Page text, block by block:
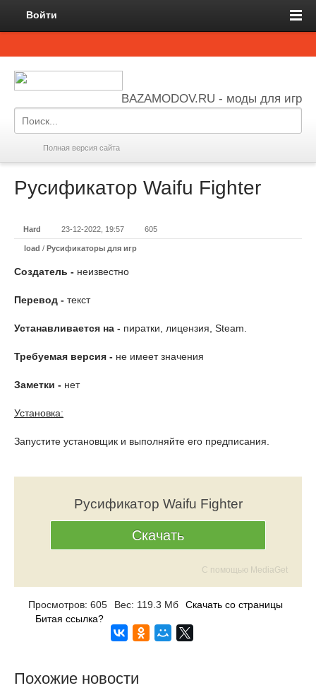
Войти
BAZAMODOV.RU - моды для игр
Полная версия сайта
Русификатор Waifu Fighter
Hard 23-12-2022, 19:57 605
load / Русификаторы для игр
Создатель - неизвестно
Перевод - текст
Устанавливается на - пиратки, лицензия, Steam.
Требуемая версия - не имеет значения
Заметки - нет
Установка:
Запустите установщик и выполняйте его предписания.
Русификатор Waifu Fighter
Скачать
С помощью MediaGet
Просмотров: 605 Вес: 119.3 Мб
Скачать со страницы
Битая ссылка?
Похожие новости